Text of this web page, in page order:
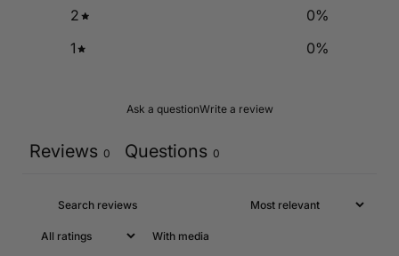
2
0%
1
0%
Ask a questionWrite a review
Reviews 0 Questions 0
With media